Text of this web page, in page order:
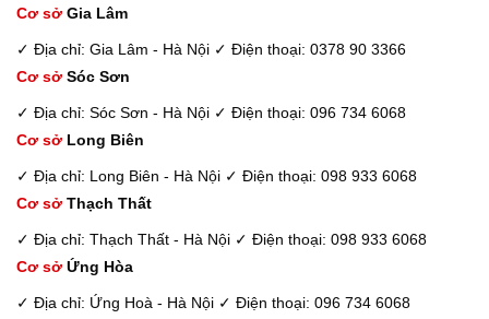
Cơ sở Gia Lâm
✓ Địa chỉ: Gia Lâm - Hà Nội ✓ Điện thoại: 0378 90 3366
Cơ sở Sóc Sơn
✓ Địa chỉ: Sóc Sơn - Hà Nội ✓ Điện thoại: 096 734 6068
Cơ sở Long Biên
✓ Địa chỉ: Long Biên - Hà Nội ✓ Điện thoại: 098 933 6068
Cơ sở Thạch Thất
✓ Địa chỉ: Thạch Thất - Hà Nội ✓ Điện thoại: 098 933 6068
Cơ sở Ứng Hòa
✓ Địa chỉ: Ứng Hoà - Hà Nội ✓ Điện thoại: 096 734 6068